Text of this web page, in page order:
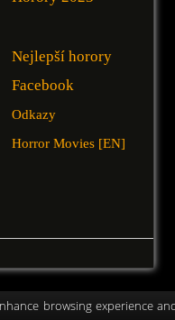
Nejlepší horory
Facebook
Odkazy
Horror Movies [EN]
browsing experience